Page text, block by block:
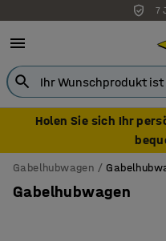
7
Holen Sie sich Ihr
Gabelhubwagen
Gabelhubwagen